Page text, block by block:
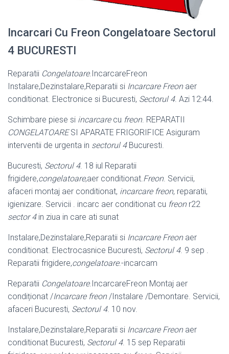
Incarcari Cu Freon Congelatoare Sectorul
4 BUCURESTI
Reparatii Congelatoare.IncarcareFreon
Instalare,Dezinstalare,Reparatii si Incarcare Freonaer
conditionat. Electronice si Bucuresti, Sectorul 4. Azi 12:44.
Schimbare piese si incarcarecu freon. REPARATII
CONGELATOARESI APARATE FRIGORIFICE Asiguram
interventii de urgenta in sectorul 4Bucuresti.
Bucuresti, Sectorul 4. 18 iul Reparatii
frigidere,congelatoare,aer conditionat. Freon. Servicii,
afaceri montaj aer conditionat, incarcare freon, reparatii,
igienizare. Servicii . incarc aer conditionat cu freonr22
sector 4in ziua in care ati sunat
Instalare,Dezinstalare,Reparatii si Incarcare Freonaer
conditionat. Electrocasnice Bucuresti, Sectorul 4. 9 sep .
Reparatii frigidere,congelatoare.-incarcam
Reparatii Congelatoare.IncarcareFreon Montaj aer
condiționat /Incarcare freon/Instalare /Demontare. Servicii,
afaceri Bucuresti, Sectorul 4. 10 nov.
Instalare,Dezinstalare,Reparatii si Incarcare Freonaer
conditionat Bucuresti, Sectorul 4. 15 sep Reparatii